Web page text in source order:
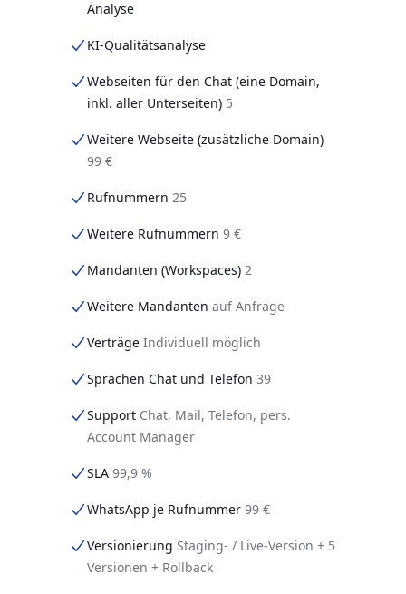
Analyse
KI-Qualitätsanalyse
Webseiten für den Chat (eine Domain,
inkl. aller Unterseiten) 5
Weitere Webseite (zusätzliche Domain)
99 €
Rufnummern 25
Weitere Rufnummern 9 €
Mandanten (Workspaces) 2
Weitere Mandanten auf Anfrage
Verträge Individuell möglich
Sprachen Chat und Telefon 39
Support Chat, Mail, Telefon, pers.
Account Manager
SLA 99,9 %
WhatsApp je Rufnummer 99 €
Versionierung Staging- / Live-Version + 5
Versionen + Rollback